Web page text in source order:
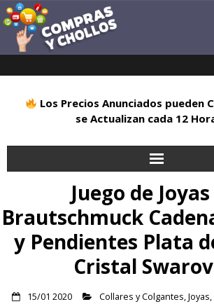
Los Precios Anunciados pueden
se Actualizan cada 12
Alimentación
Deportes
Juego de
Brautschmuck
y Pendientes Plata
Cristal
15/01 2020 Collares y Colgantes,Joyas,